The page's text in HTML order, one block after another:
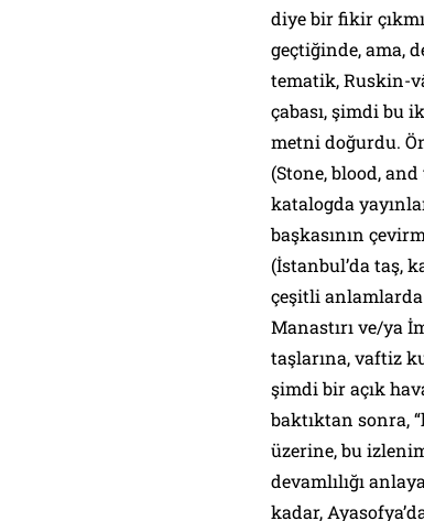
diye bir fikir
geçtiğinde, ama,
tematik, Ruskin-
çabası, şimdi bu
metni doğurdu.
(Stone, blood,
katalogda
başkasının
(İstanbul’da taş,
çeşitli
Manastırı ve/ya
taşlarına, vaftiz
şimdi bir açık
baktıktan sonra,
üzerine, bu
devamlılığı
kadar,